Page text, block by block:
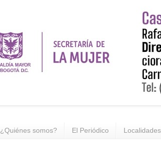
¿Quiénes somos? El Periódico Localidades